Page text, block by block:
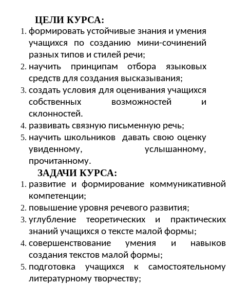
ЦЕЛИ КУРСА:
формировать устойчивые знания и умения
учащихся по созданию мини-сочинений
разных типов и стилей речи;
научить принципам отбора языковых
средств для создания высказывания;
создать условия для оценивания учащихся
собственных возможностей и
склонностей.
развивать связную письменную речь;
научить школьников давать свою оценку
увиденному, услышанному,
прочитанному.
ЗАДАЧИ КУРСА:
развитие и формирование коммуникативной
компетенции;
повышение уровня речевого развития;
углубление теоретических и практических
знаний учащихся о тексте малой формы;
совершенствование умения и навыков
создания текстов малой формы;
подготовка учащихся к самостоятельному
литературному творчеству;